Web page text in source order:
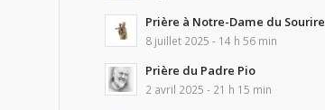
Prière à Notre-Dame du Sourire
8 juillet 2025 - 14 h 56 min
Prière du Padre Pio
2 avril 2025 - 21 h 15 min